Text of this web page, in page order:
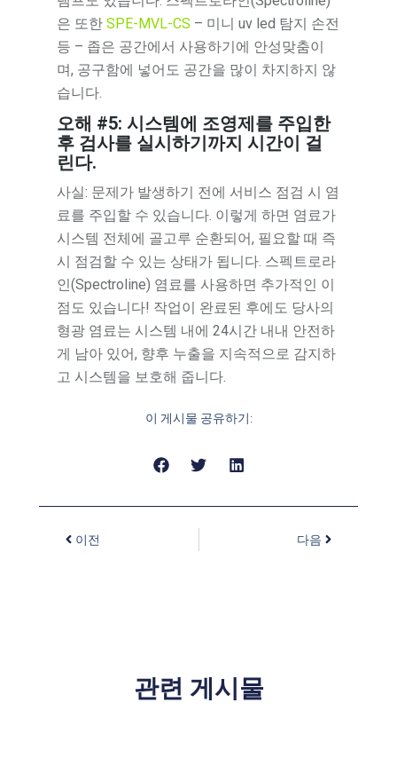
은 또한SPE-MVL-CS – 미니 uv led 탐지 손전
등 – 좁은 공간에서 사용하기에 안성맞춤이
며, 공구함에 넣어도 공간을 많이 차지하지 않
습니다.
오해 #5: 시스템에 조영제를 주입한
후 검사를 실시하기까지 시간이 걸
린다.
사실: 문제가 발생하기 전에 서비스 점검 시 염
료를 주입할 수 있습니다. 이렇게 하면 염료가
시스템 전체에 골고루 순환되어, 필요할 때 즉
시 점검할 수 있는 상태가 됩니다. 스펙트로라
인(Spectroline) 염료를 사용하면 추가적인 이
점도 있습니다! 작업이 완료된 후에도 당사의
형광 염료는 시스템 내에 24시간 내내 안전하
게 남아 있어, 향후 누출을 지속적으로 감지하
고 시스템을 보호해 줍니다.
이 게시물 공유하기:
이전 다음
관련 게시물